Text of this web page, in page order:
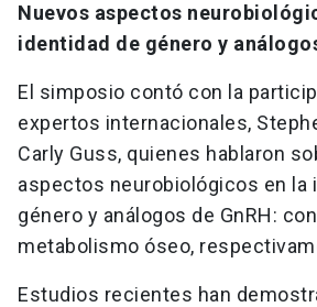
Nuevos aspectos
identidad de género y
El simposio contó con la
expertos internacionales,
Carly Guss, quienes hablaron
aspectos neurobiológicos en la
género y análogos de GnRH:
metabolismo óseo,
Estudios recientes han